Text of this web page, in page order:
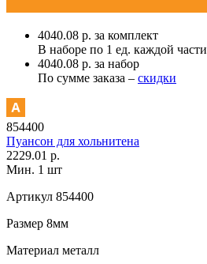
4040.08 р. за комплект
В наборе по 1 ед. каждой части
4040.08 р. за набор
По сумме заказа – скидки
854400
Пуансон для хольнитена
2229.01 р.
Мин. 1 шт
Артикул 854400
Размер 8мм
Материал металл